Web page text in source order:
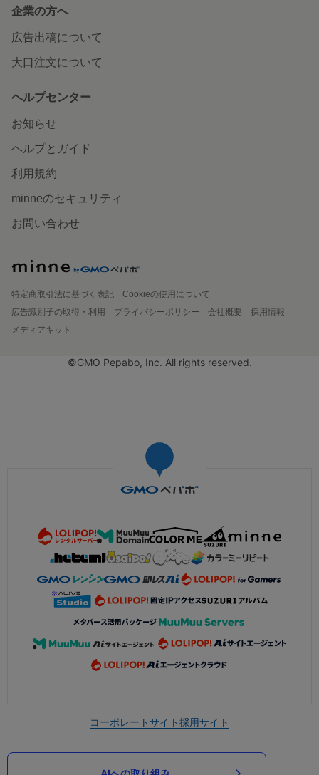
企業の方へ
広告出稿について
大口注文について
ヘルプセンター
お知らせ
ヘルプとガイド
利用規約
minneのセキュリティ
お問い合わせ
特定商取引法に基づく表記
Cookieの使用について
広告識別子の取得・利用
プライバシーポリシー 会社概要
採用情報
メディアキット
©GMO Pepabo, Inc. All rights reserved.
コーポレートサイト採用サイト